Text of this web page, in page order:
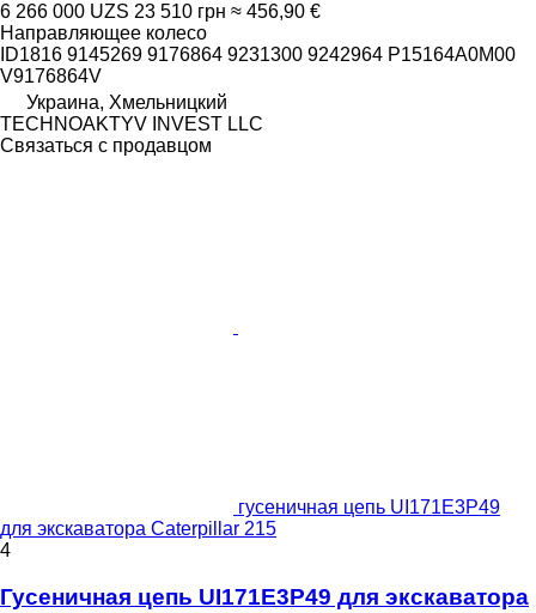
6 266 000 UZS 23 510 грн ≈ 456,90 €
Направляющее колесо
ID1816 9145269 9176864 9231300 9242964 P15164A0M00
V9176864V
Украина, Хмельницкий
TECHNOAKTYV INVEST LLC
Связаться с продавцом
гусеничная цепь UI171E3P49
для экскаватора Caterpillar 215
4
Гусеничная цепь UI171E3P49 для экскаватора